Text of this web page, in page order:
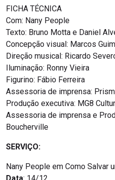
FICHA TÉCNICA
Com: Nany People
Texto: Bruno Motta e Daniel
Concepção visual: Marcos
Direção musical: Ricardo
Iluminação: Ronny Vieira
Figurino: Fábio Ferreira
Assessoria de imprensa:
Produção executiva: MG8
Assessoria de imprensa e
Boucherville
SERVIÇO:
Nany People em Como Salvar